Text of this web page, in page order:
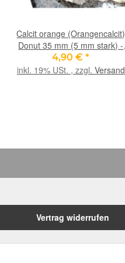
Calcit orange (Orangencalcit)
Donut 35 mm (5 mm stark) -
Bohrung ca. 8 mm
4,90 €*
inkl. 19% USt. , zzgl. Versand
Vertrag widerrufen